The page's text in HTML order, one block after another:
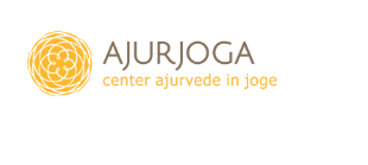
Skip
to
navigation
Skip
to
content